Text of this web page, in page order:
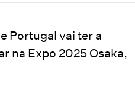
Portugal vai ter a
na Expo 2025 Osaka,